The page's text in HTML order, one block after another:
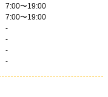
7:00〜19:00
7:00〜19:00
-
-
-
-